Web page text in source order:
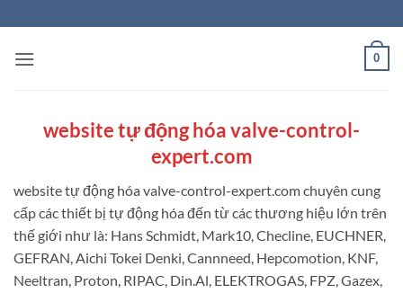
to
content
0
website tự động hóa valve-control-
expert.com
website tự động hóa valve-control-expert.com chuyên cung
cấp các thiết bị tự động hóa đến từ các thương hiệu lớn trên
thế giới như là: Hans Schmidt, Mark10, Checline, EUCHNER,
GEFRAN, Aichi Tokei Denki, Cannneed, Hepcomotion, KNF,
Neeltran, Proton, RIPAC, Din.Al, ELEKTROGAS, FPZ, Gazex,